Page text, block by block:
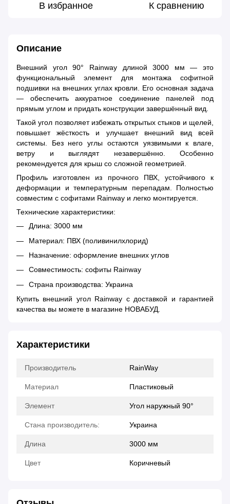
В избранное К сравнению
Описание
Внешний угол 90° Rainway длиной 3000 мм — это
функциональный элемент для монтажа софитной
подшивки на внешних углах кровли. Его основная задача
— обеспечить аккуратное соединение панелей под
прямым углом и придать конструкции завершённый вид.
Такой угол позволяет избежать открытых стыков и щелей,
повышает жёсткость и улучшает внешний вид всей
системы. Без него углы остаются уязвимыми к влаге,
ветру и выглядят незавершённо. Особенно
рекомендуется для крыш со сложной геометрией.
Профиль изготовлен из прочного ПВХ, устойчивого к
деформации и температурным перепадам. Полностью
совместим с софитами Rainway и легко монтируется.
Технические характеристики:
Длина: 3000 мм
Материал: ПВХ (поливинилхлорид)
Назначение: оформление внешних углов
Совместимость: софиты Rainway
Страна производства: Украина
Купить внешний угол Rainway с доставкой и гарантией
качества вы можете в магазине НОВАБУД.
Характеристики
Производитель RainWay
Материал Пластиковый
Элемент Угол наружный 90°
Стана производитель: Украина
Длина 3000 мм
Цвет Коричневый